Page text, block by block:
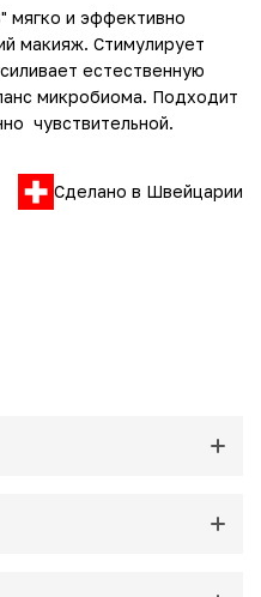
мягко и эффективно
макияж. Стимулирует
естественную
микробиома. Подходит
чувствительной.
Сделано в Швейцарии